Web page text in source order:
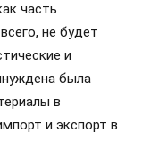
часть
не будет
и
была
в
и экспорт в